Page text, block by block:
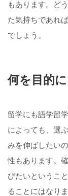
もあります。ど
た気持ちであれ
でしょう。
何を目的
留学にも語学留
によっても、選
みを伸ばしたい
性もあります。
びたいというこ
ることにはなり